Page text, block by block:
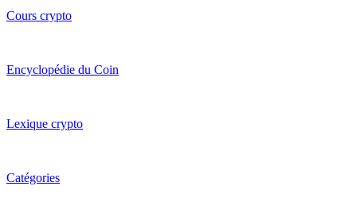
Cours crypto
Encyclopédie du Coin
Lexique crypto
Catégories